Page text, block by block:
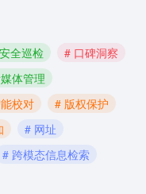
全巡检
# 口碑洞察
体管理
校对
# 版权保护
# 网址
# 跨模态信息检索